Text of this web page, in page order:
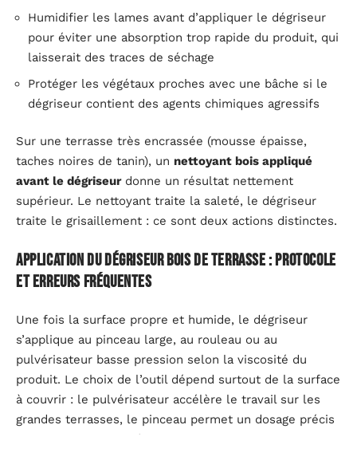
Humidifier les lames avant d’appliquer le dégriseur
pour éviter une absorption trop rapide du produit, qui
laisserait des traces de séchage
Protéger les végétaux proches avec une bâche si le
dégriseur contient des agents chimiques agressifs
Sur une terrasse très encrassée (mousse épaisse,
taches noires de tanin), un nettoyant bois appliqué
avant le dégriseurdonne un résultat nettement
supérieur. Le nettoyant traite la saleté, le dégriseur
traite le grisaillement : ce sont deux actions distinctes.
Application du dégriseur bois de terrasse : protocole
et erreurs fréquentes
Une fois la surface propre et humide, le dégriseur
s’applique au pinceau large, au rouleau ou au
pulvérisateur basse pression selon la viscosité du
produit. Le choix de l’outil dépend surtout de la surface
à couvrir : le pulvérisateur accélère le travail sur les
grandes terrasses, le pinceau permet un dosage précis